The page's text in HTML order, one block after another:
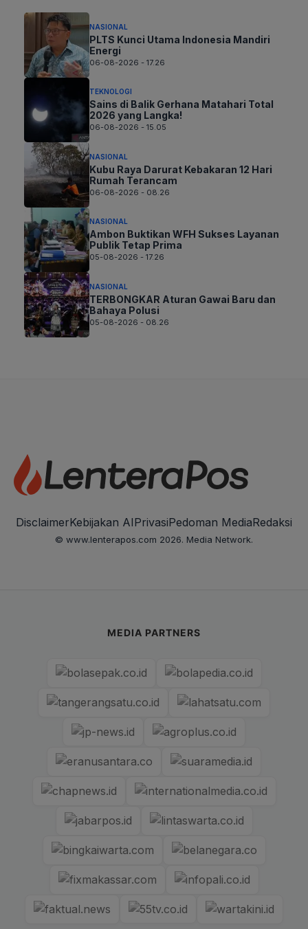
NASIONAL
PLTS Kunci Utama Indonesia Mandiri
Energi
06-08-2026 - 17.26
TEKNOLOGI
Sains di Balik Gerhana Matahari Total
2026 yang Langka!
06-08-2026 - 15.05
NASIONAL
Kubu Raya Darurat Kebakaran 12 Hari
Rumah Terancam
06-08-2026 - 08.26
NASIONAL
Ambon Buktikan WFH Sukses Layanan
Publik Tetap Prima
05-08-2026 - 17.26
NASIONAL
TERBONGKAR Aturan Gawai Baru dan
Bahaya Polusi
05-08-2026 - 08.26
DisclaimerKebijakan AIPrivasiPedoman MediaRedaksi
© www.lenterapos.com 2026. Media Network.
MEDIA PARTNERS